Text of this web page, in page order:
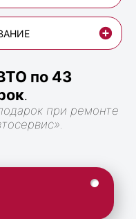
по 43
.
при ремонте